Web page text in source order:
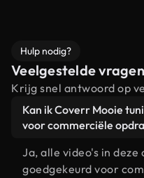
Hulp nodig?
Veelgestelde vragen
Krijg snel antwoord op
Kan ik Coverr Mooie
voor commerciële
Ja, alle video's in
goedgekeurd voor